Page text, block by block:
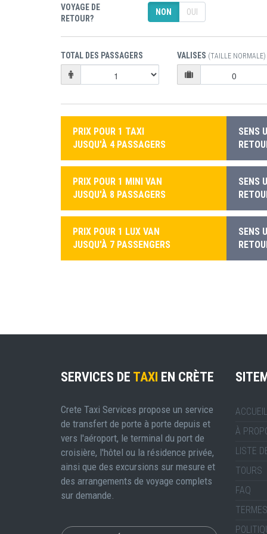
VOYAGE DE
RETOUR?
NON OUI
TOTAL DES PASSAGERS VALISES (TAILLE NORMALE)
PRIX POUR 1 TAXI
JUSQU'À 4 PASSAGERS
SENS
PRIX POUR 1 MINI VAN
JUSQU'À 8 PASSAGERS
SENS
PRIX POUR 1 LUX VAN
JUSQU'À 7 PASSENGERS
SENS
SERVICES DE TAXI EN CRÈTE
Crete Taxi Services propose un service
de transfert de porte à porte depuis et
vers l'aéroport, le terminal du port de
croisière, l'hôtel ou la résidence privée,
ainsi que des excursions sur mesure et
des arrangements de voyage complets
sur demande.
ACCUEIL
À
LISTE
TOURS
FAQ